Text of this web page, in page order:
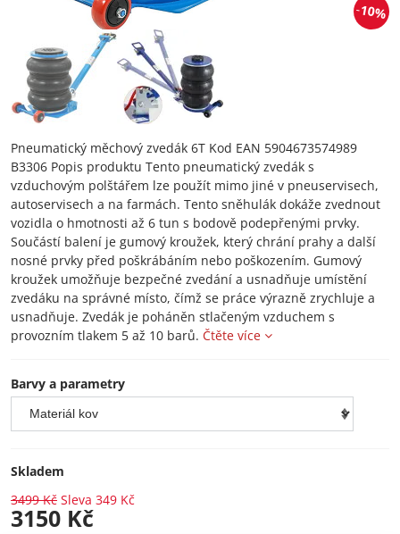
10%
Pneumatický měchový zvedák 6T Kod EAN 5904673574989
B3306 Popis produktu Tento pneumatický zvedák s
vzduchovým polštářem lze použít mimo jiné v pneuservisech,
autoservisech a na farmách. Tento sněhulák dokáže zvednout
vozidla o hmotnosti až 6 tun s bodově podepřenými prvky.
Součástí balení je gumový kroužek, který chrání prahy a další
nosné prvky před poškrábáním nebo poškozením. Gumový
kroužek umožňuje bezpečné zvedání a usnadňuje umístění
zvedáku na správné místo, čímž se práce výrazně zrychluje a
usnadňuje. Zvedák je poháněn stlačeným vzduchem s
provozním tlakem 5 až 10 barů. Čtěte více
Barvy a parametry
Skladem
3499 Kč Sleva 349 Kč
3150 Kč